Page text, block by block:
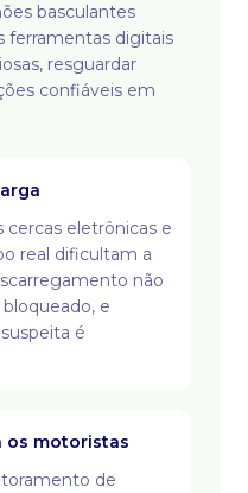
basculantes
ferramentas digitais
resguardar
confiáveis em
cercas eletrônicas e
real dificultam a
não
e
é
os motoristas
de